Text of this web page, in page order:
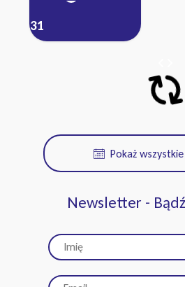
31
Pokaż
Newsletter -